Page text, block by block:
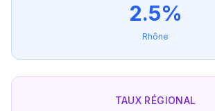
2.5%
Rhône
TAUX RÉGIONAL